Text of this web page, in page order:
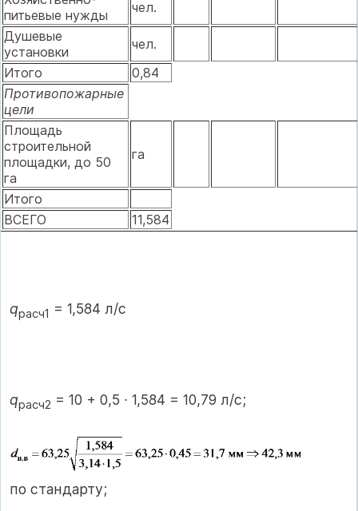
питьевые нужды
чел.
Душевые
установки
чел.
Итого
0,84
Противопожарные
цели
Площадь
строительной
площадки, до 50
га
га
Итого
ВСЕГО
11,584
qрасч1 = 1,584 л/с
qрасч2 = 10 + 0,5 ∙ 1,584 = 10,79 л/с;
по стандарту;